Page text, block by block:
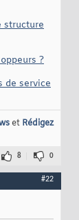
structure
?
de service
et Rédigez
8 0
#22